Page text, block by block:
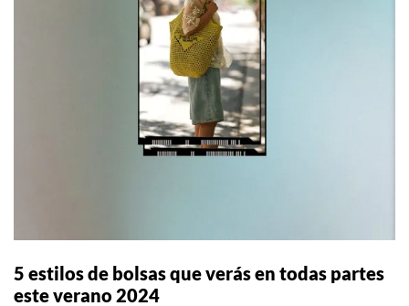
5 estilos de bolsas que verás en todas partes
este verano 2024